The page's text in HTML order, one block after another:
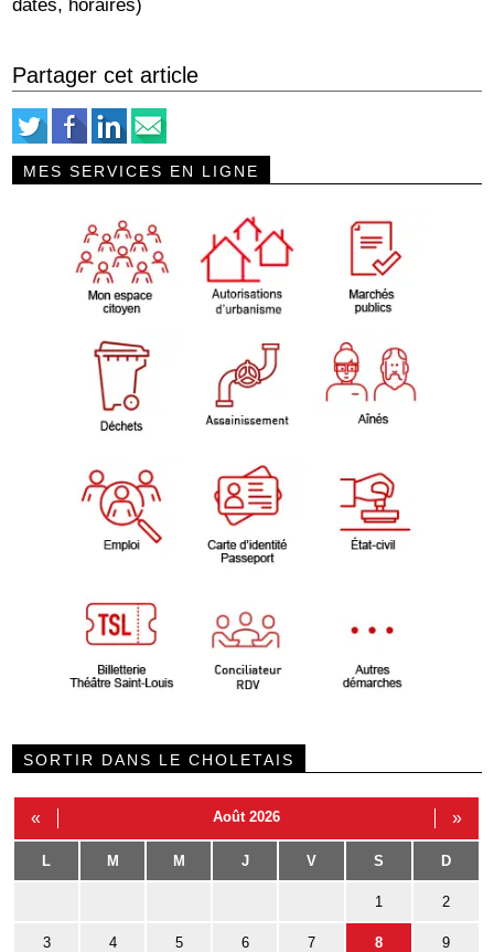
Partager cet article
MES SERVICES EN LIGNE
SORTIR DANS LE CHOLETAIS
« Août 2026 »
L M M J V S D
1 2
3 4 5 6 7 8 9